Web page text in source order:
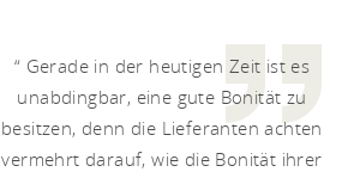
Gerade in der heutigen Zeit ist es
unabdingbar, eine gute Bonität zu
besitzen, denn die Lieferanten achten
vermehrt darauf, wie die Bonität ihrer